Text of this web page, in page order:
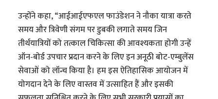
उन्होंने कहा, “आईआईएफएल फाउंडेशन ने नौका यात्रा करते
समय और त्रिवेणी संगम पर डुबकी लगाते समय जिन
तीर्थयात्रियों को तत्काल चिकित्सा की आवश्यकता होगी उन्हें
ऑन-बोर्ड उपचार प्रदान करने के लिए इन अनूठी बोट-एम्बुलेंस
सेवाओं को लॉन्च किया है। हम इस ऐतिहासिक आयोजन में
योगदान देने के लिए वास्तव में उत्साहित हैं और इसकी